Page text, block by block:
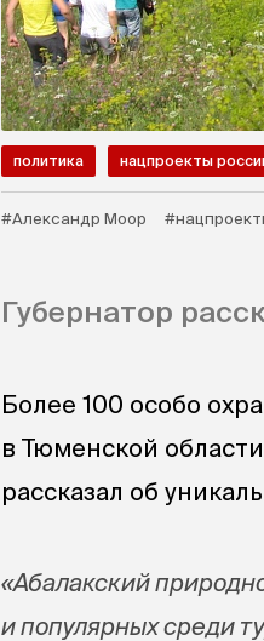
политика нацпроекты
#Александр Моор
Губернатор
Более 100 особо
в Тюменской
рассказал об
«Абалакский
и популярных среди